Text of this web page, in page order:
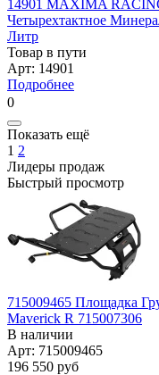
14901 MAXIMA
Четырехтактное
Литр
Товар в пути
Арт: 14901
Подробнее
0
Показать ещё
1 2
Лидеры продаж
Быстрый просмотр
715009465 Площадка
Maverick R 715007306
В наличии
Арт: 715009465
196 550 руб